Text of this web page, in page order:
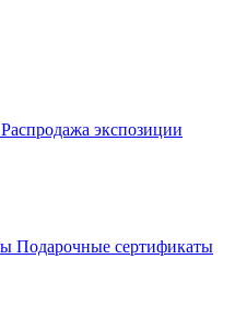
Распродажа экспозиции
Подарочные сертификаты